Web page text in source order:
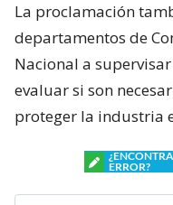
La proclamación
departamentos de
Nacional a
evaluar si son
proteger la industria
ERROR?